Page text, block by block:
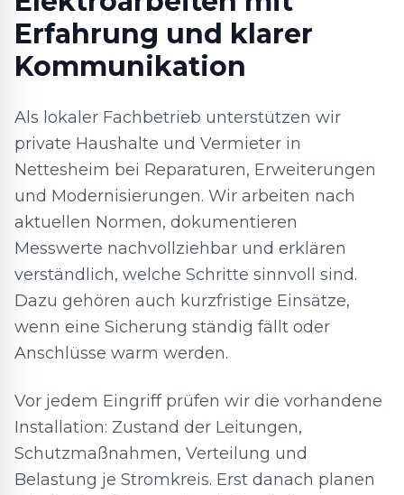
Erfahrung und klarer
Kommunikation
Als lokaler Fachbetrieb unterstützen wir
private Haushalte und Vermieter in
Nettesheim bei Reparaturen, Erweiterungen
und Modernisierungen. Wir arbeiten nach
aktuellen Normen, dokumentieren
Messwerte nachvollziehbar und erklären
verständlich, welche Schritte sinnvoll sind.
Dazu gehören auch kurzfristige Einsätze,
wenn eine Sicherung ständig fällt oder
Anschlüsse warm werden.
Vor jedem Eingriff prüfen wir die vorhandene
Installation: Zustand der Leitungen,
Schutzmaßnahmen, Verteilung und
Belastung je Stromkreis. Erst danach planen